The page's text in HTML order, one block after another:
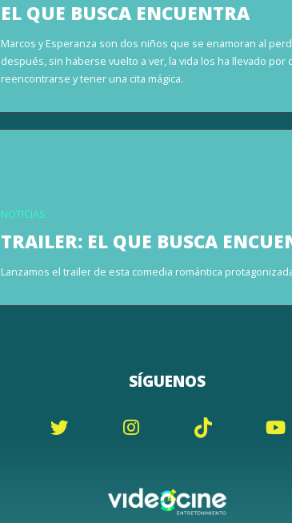
EL QUE BUSCA ENCUENTRA
Marcos y Esperanza son dos niños que se enamoran al
después, sin haberse vuelto a ver, la vida los ha llevado
reencontrarse y tener una cita mágica.
NOTICIAS
TRAILER: EL QUE BUSCA
Lanzamos el trailer de esta comedia romántica
SÍGUENOS